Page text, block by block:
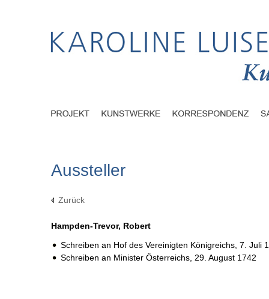
Aussteller
Zurück
Hampden-Trevor, Robert
Schreiben an Hof des Vereinigten Königreichs, 7. Juli
Schreiben an Minister Österreichs, 29. August 1742